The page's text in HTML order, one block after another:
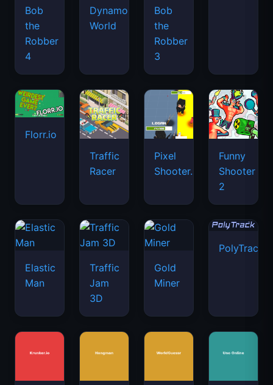
Bob
the
Robber
4
Dynamons
World
Bob
the
Robber
3
Florr.io
Traffic
Racer
Pixel
Shooter.IO
Funny
Shooter
2
Elastic
Man
Traffic
Jam
3D
Gold
Miner
PolyTrack